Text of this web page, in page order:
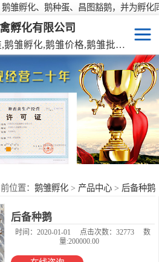
雏孵化、鹅种蛋、昌图豁鹅，并为孵化
迎来电咨询！
孵化有限公司
主营产品：鹅雏,鹅雏孵化,鹅雏价格,鹅雏批发,鹅种蛋,脱温大种鹅雏,活珠蛋,后备种鹅等家禽产品。
位置： 鹅雏孵化 > 产品中心 > 后备种鹅
后备种鹅
时间：2020-01-01 点击次数：32773
数
量:200000.00